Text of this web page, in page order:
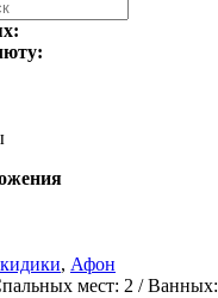
, Афон
мест: 2 /Ванных: